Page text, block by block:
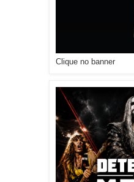
Clique no banner